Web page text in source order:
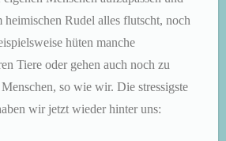
heimischen Rudel alles flutscht, noch
hüten manche
Tiere oder gehen auch noch zu
so wie wir. Die stressigste
wir jetzt wieder hinter uns: